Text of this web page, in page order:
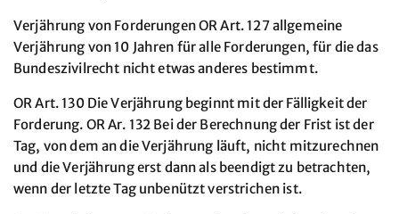
Verjährung von Forderungen OR Art. 127 allgemeine
Verjährung von 10 Jahren für alle Forderungen, für die das
Bundeszivilrecht nicht etwas anderes bestimmt.
OR Art. 130 Die Verjährung beginnt mit der Fälligkeit der
Forderung. OR Ar. 132 Bei der Berechnung der Frist ist der
Tag, von dem an die Verjährung läuft, nicht mitzurechnen
und die Verjährung erst dann als beendigt zu betrachten,
wenn der letzte Tag unbenützt verstrichen ist.